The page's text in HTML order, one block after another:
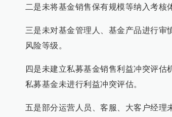
二是未将基金销售保有规模等纳入考核
三是未对基金管理人、基金产品进行审
风险等级。
四是未建立私募基金销售利益冲突评
私募基金未进行利益冲突评估。
五是部分运营人员、客服、大客户经理